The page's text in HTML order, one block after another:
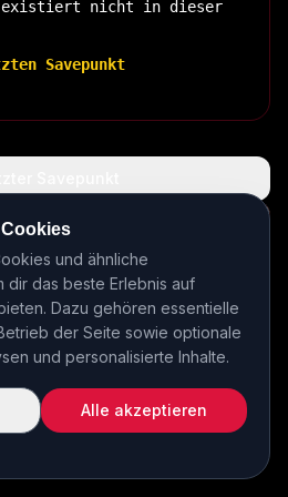
existiert nicht in dieser
Savepunkt
zur Basis
TO CONTINUE...
und ähnliche
dir das beste Erlebnis auf
Dazu gehören essentielle
der Seite sowie optionale
und personalisierte Inhalte.
Alle akzeptieren